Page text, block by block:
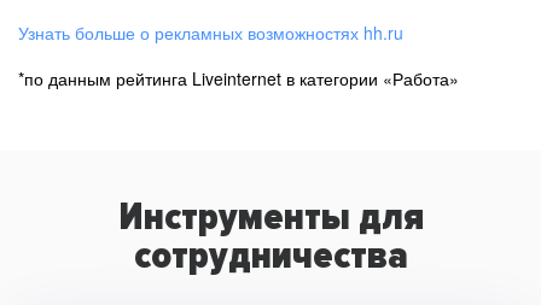
Узнать больше о рекламных возможностях hh.ru
*по данным рейтинга Liveinternet в категории «Работа»
Инструменты для
сотрудничества